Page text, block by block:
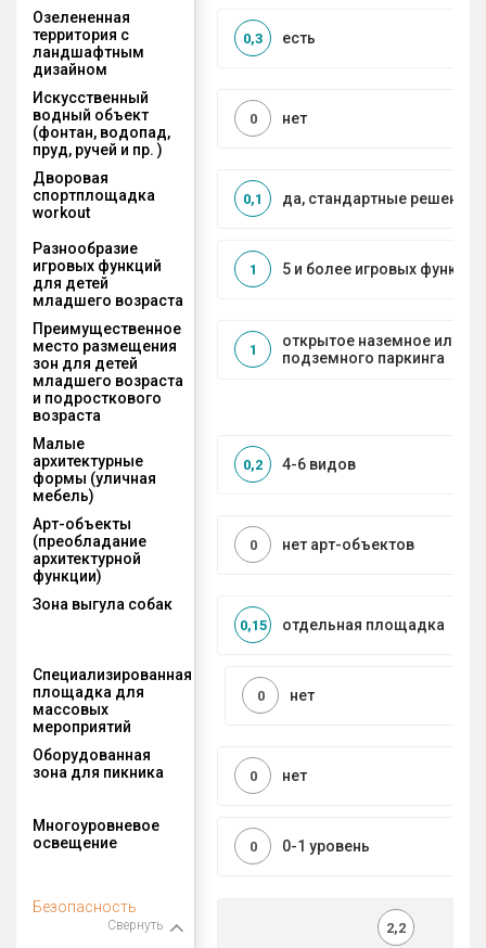
Озелененная
территория с
ландшафтным
дизайном
есть
0,3
Искусственный
водный объект
(фонтан, водопад,
пруд, ручей и пр. )
нет
0
Дворовая
спортплощадка
workout
да, стандартные решения
0,1
Разнообразие
игровых функций
для детей
младшего возраста
5 и более игровых функций
1
Преимущественное
место размещения
зон для детей
младшего возраста
и подросткового
возраста
открытое наземное или на
подземного паркинга
1
Малые
архитектурные
формы (уличная
мебель)
4-6 видов
0,2
Арт-объекты
(преобладание
архитектурной
функции)
нет арт-объектов
0
Зона выгула собак
отдельная площадка
0,15
Специализированная
площадка для
массовых
мероприятий
нет
0
Оборудованная
зона для пикника
нет
0
Многоуровневое
освещение
0-1 уровень
0
Безопасность
Свернуть 2,2